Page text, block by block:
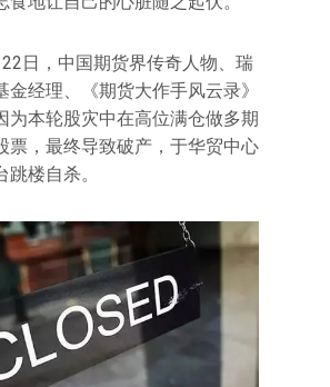
日，中国期货界传奇人物、瑞
金经理、《期货大作手风云录》
为本轮股灾中在高位满仓做多期
票，最终导致破产，于华贸中心
楼自杀。